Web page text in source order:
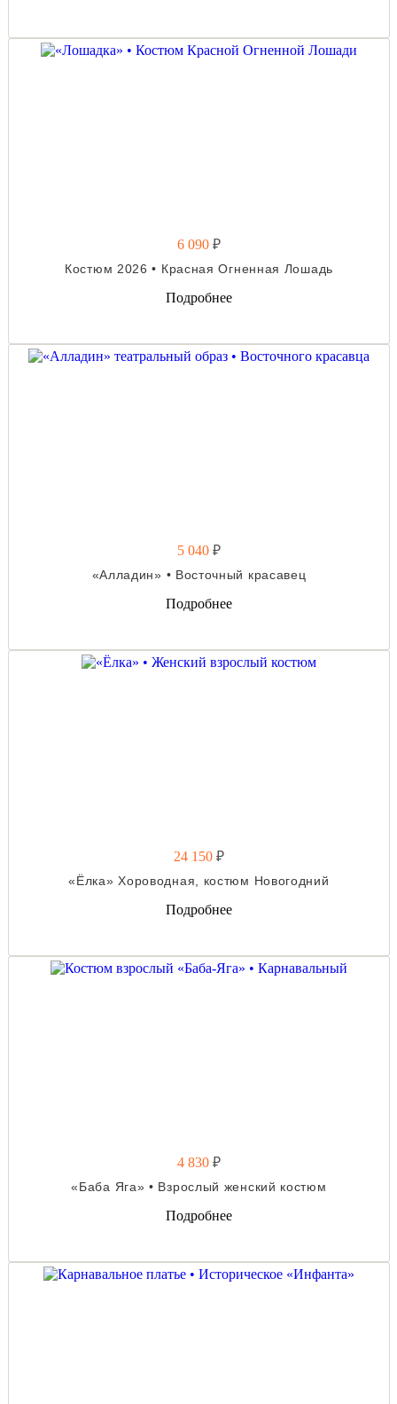
6 090 ₽
Костюм 2026 • Красная Огненная Лошадь
Подробнее
5 040 ₽
«Алладин» • Восточный красавец
Подробнее
24 150 ₽
«Ёлка» Хороводная, костюм Новогодний
Подробнее
4 830 ₽
«Баба Яга» • Взрослый женский костюм
Подробнее